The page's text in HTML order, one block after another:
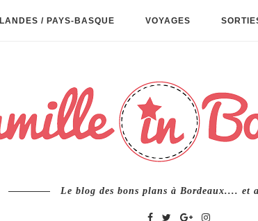
LANDES / PAYS-BASQUE VOYAGES
Le blog des bons plans à Bordeaux.... et